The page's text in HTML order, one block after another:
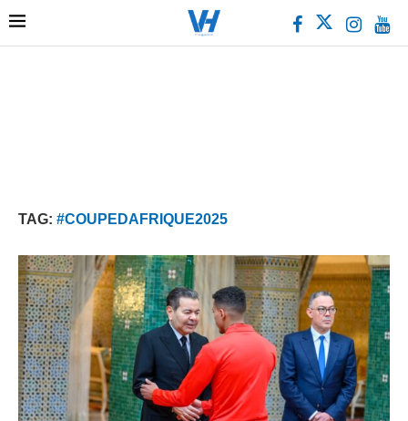
TAG: #COUPEDAFRIQUE2025